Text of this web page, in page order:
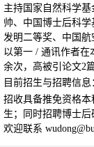
主持国家自然科学
帅、中国博士后科
发明二等奖、中国航
以第一 / 通讯作者在
余次，高被引论文2
目前招生与招聘信息
招收具备推免资格
生；同时招聘博士后
欢迎联系